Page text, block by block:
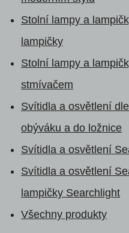
Stolní lampy a
lampičky
Stolní lampy a
stmívačem
Svítidla a osvětlení
obýváku a do ložnice
Svítidla a osvětlení
Svítidla a osvětlení
lampičky Searchlight
Všechny produkty